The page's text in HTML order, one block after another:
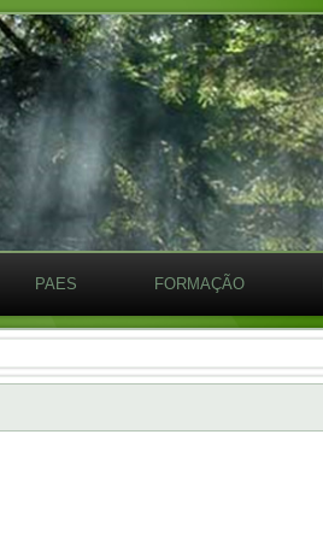
PAES FORMAÇÃO